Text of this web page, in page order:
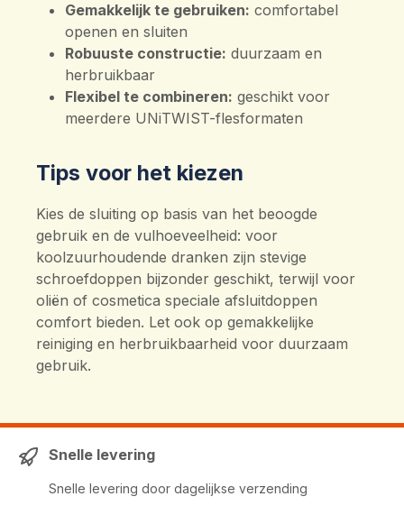
Gemakkelijk te gebruiken: comfortabel
openen en sluiten
Robuuste constructie: duurzaam en
herbruikbaar
Flexibel te combineren: geschikt voor
meerdere UNiTWIST-flesformaten
Tips voor het kiezen
Kies de sluiting op basis van het beoogde
gebruik en de vulhoeveelheid: voor
koolzuurhoudende dranken zijn stevige
schroefdoppen bijzonder geschikt, terwijl voor
oliën of cosmetica speciale afsluitdoppen
comfort bieden. Let ook op gemakkelijke
reiniging en herbruikbaarheid voor duurzaam
gebruik.
Snelle levering
Snelle levering door dagelijkse verzending